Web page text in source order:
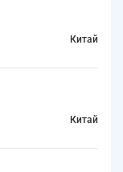
Китай
Китай